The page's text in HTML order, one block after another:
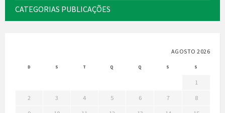
CATEGORIAS PUBLICAÇÕES
AGOSTO 2026
D S T Q Q S S
1
2 3 4 5 6 7 8